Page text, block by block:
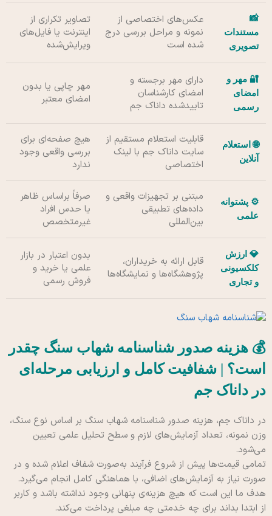
📸
مستندات
تصویری
عکس‌های اختصاصی از
نمونه و مراحل بررسی درج
شده است
تصاویر تکراری از
اینترنت یا فایل‌های
ویرایش‌شده
🔐 مهر و
امضای
رسمی
دارای مهر برجسته و
امضای کارشناسان
تاییدشده داناک جم
مهر چاپی یا بدون
امضای معتبر
🌐 استعلام
آنلاین
قابلیت استعلام مستقیم از
سایت داناک جم با لینک
اختصاصی
هیچ صفحه‌ای برای
بررسی واقعی وجود
ندارد
⚙️ پشتوانه
علمی
مبتنی بر تجهیزات واقعی و
داده‌های تطبیقی
بین‌المللی
صرفاً براساس ظاهر
یا حدس افراد
غیرمتخصص
💎 ارزش
کلکسیونی
و تجاری
قابل ارائه به خریداران،
پژوهشگاه‌ها و نمایشگاه‌ها
بدون اعتبار در بازار
علمی یا خرید و
فروش رسمی
💰 هزینه صدور شناسنامه شهاب سنگ چقدر
است؟ | شفافیت کامل و ارزیابی مرحله‌ای
در داناک جم
در داناک جم، هزینه صدور شناسنامه شهاب سنگ بر اساس نوع سنگ،
وزن نمونه، تعداد آزمایش‌های لازم و سطح تحلیل علمی تعیین
می‌شود.
تمامی قیمت‌ها پیش از شروع فرآیند به‌صورت شفاف اعلام شده و در
صورت نیاز به آزمایش‌های اضافی، با هماهنگی کامل انجام می‌گیرد.
هدف ما این است که هیچ هزینه‌ی پنهانی وجود نداشته باشد و کاربر
از ابتدا بداند برای چه خدمتی چه مبلغی پرداخت می‌کند.